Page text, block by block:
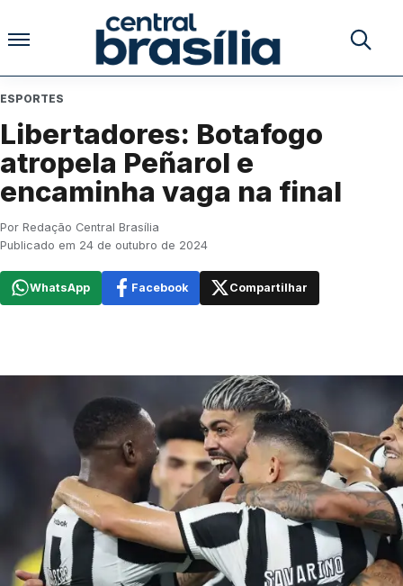
Pular para o conteúdo
Buscar
ESPORTES
Libertadores: Botafogo
atropela Peñarol e
encaminha vaga na final
Por Redação Central Brasília
Publicado em 24 de outubro de 2024
WhatsApp Facebook Compartilhar